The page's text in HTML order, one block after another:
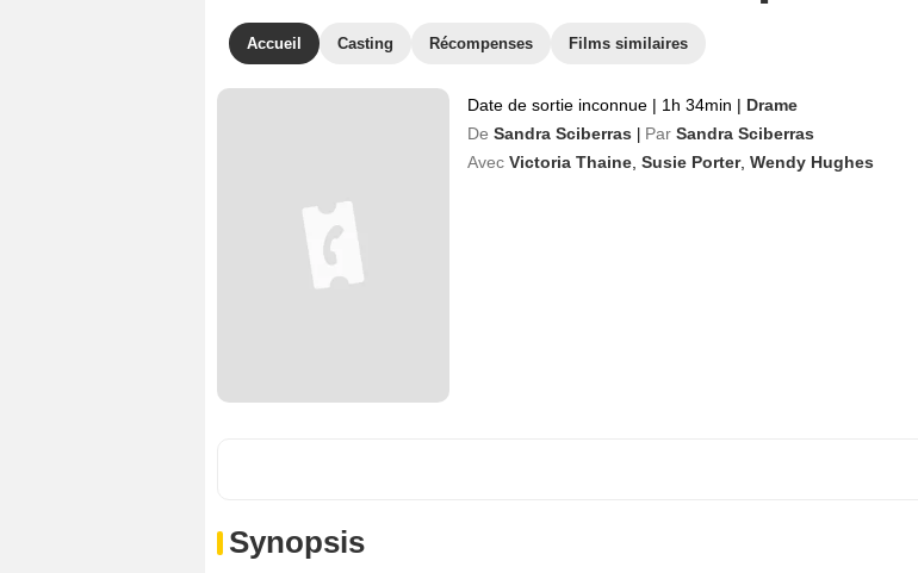
Accueil Casting Récompenses Films similaires
Date de sortie inconnue | 1h 34min | Drame
De Sandra Sciberras Par Sandra Sciberras
Avec Victoria Thaine Susie Porter, Wendy Hughes
Synopsis